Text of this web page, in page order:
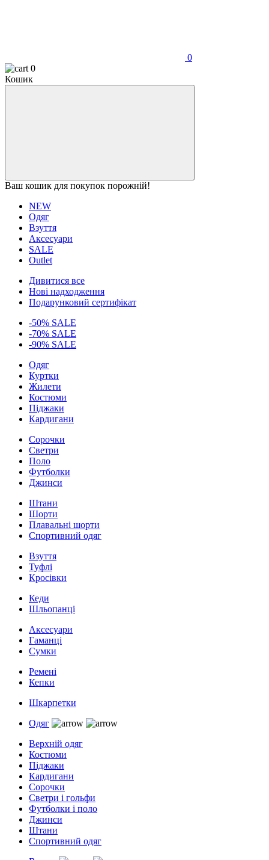
0
0
Кошик
Ваш кошик для покупок порожній!
NEW
Одяг
Взуття
Аксесуари
SALE
Outlet
Дивитися все
Нові надходження
Подарунковий сертифікат
-50% SALE
-70% SALE
-90% SALE
Одяг
Куртки
Жилети
Костюми
Піджаки
Кардигани
Сорочки
Светри
Поло
Футболки
Джинси
Штани
Шорти
Плавальні шорти
Спортивний одяг
Взуття
Туфлі
Кросівки
Кеди
Шльопанці
Аксесуари
Гаманці
Сумки
Ремені
Кепки
Шкарпетки
Одяг
Верхній одяг
Костюми
Піджаки
Кардигани
Сорочки
Светри і гольфи
Футболки і поло
Джинси
Штани
Спортивний одяг